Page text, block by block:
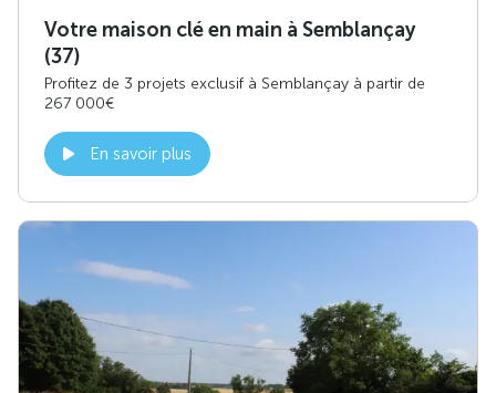
Votre maison clé en main à Semblançay
(37)
Profitez de 3 projets exclusif à Semblançay à partir de
267 000€
En savoir plus